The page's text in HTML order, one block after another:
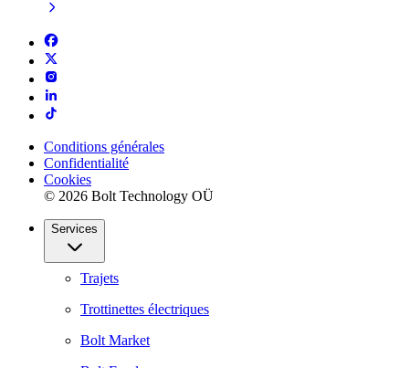
Conditions générales
Confidentialité
Cookies
© 2026 Bolt Technology OÜ
Services
Trajets
Trottinettes électriques
Bolt Market